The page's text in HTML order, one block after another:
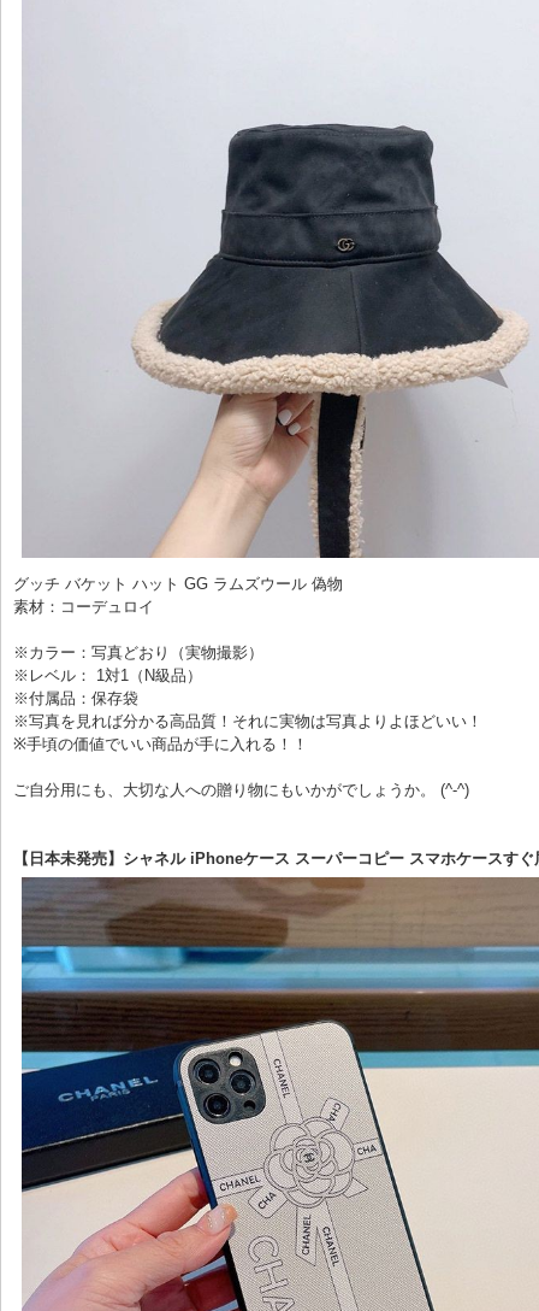
グッチ バケット ハット GG ラムズウール 偽物
素材：コーデュロイ
※カラー：写真どおり（実物撮影）
※レベル： 1対1（N級品）
※付属品：保存袋
※写真を見れば分かる高品質！それに実物は写真よりよほどいい！
※手頃の価値でいい商品が手に入れる！！
ご自分用にも、大切な人への贈り物にもいかがでしょうか。 (^-^)
【日本未発売】シャネル iPhoneケース スーパーコピー スマホケースす